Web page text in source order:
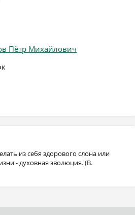
Пётр Михайлович
из себя здорового слона или
- духовная эволюция. (В.